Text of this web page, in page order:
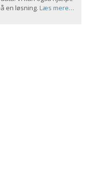
en løsning. Læs mere…